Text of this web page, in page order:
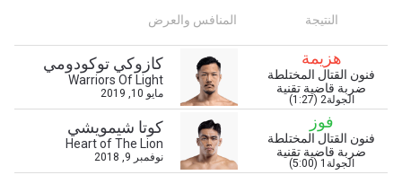
النتيجة المنافس والعرض
هزيمة
فنون القتال المختلطة
ضربة قاضية تقنية
الجولة2 (1:27)
كازوكي توكودومي
Warriors Of Light
مايو 10, 2019
فوز
فنون القتال المختلطة
ضربة قاضية تقنية
الجولة1 (5:00)
كوتا شيمويشي
Heart of The Lion
نوفمبر 9, 2018